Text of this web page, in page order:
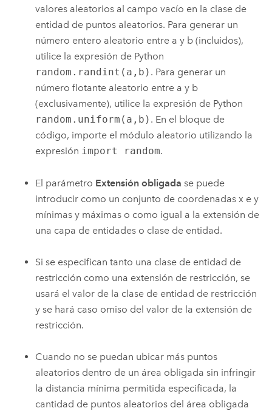
valores aleatorios al campo vacío en la clase de
entidad de puntos aleatorios. Para generar un
número entero aleatorio entre a y b (incluidos),
utilice la expresión de Python
random.randint(a,b) . Para generar un
número flotante aleatorio entre a y b
(exclusivamente), utilice la expresión de Python
random.uniform(a,b) . En el bloque de
código, importe el módulo aleatorio utilizando la
expresión import random.
El parámetro Extensión obligada se puede
introducir como un conjunto de coordenadas x e y
mínimas y máximas o como igual a la extensión de
una capa de entidades o clase de entidad.
Si se especifican tanto una clase de entidad de
restricción como una extensión de restricción, se
usará el valor de la clase de entidad de restricción
y se hará caso omiso del valor de la extensión de
restricción.
Cuando no se puedan ubicar más puntos
aleatorios dentro de un área obligada sin infringir
la distancia mínima permitida especificada, la
cantidad de puntos aleatorios del área obligada